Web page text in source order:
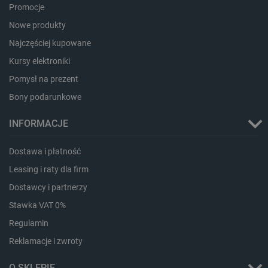
Promocje
Nowe produkty
Najczęściej kupowane
Kursy elektroniki
Pomysł na prezent
Bony podarunkowe
INFORMACJE
Dostawa i płatność
Leasing i raty dla firm
Dostawcy i partnerzy
Stawka VAT 0%
Regulamin
Reklamacje i zwroty
_smvs